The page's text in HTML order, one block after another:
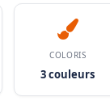
COLORIS
3 couleurs